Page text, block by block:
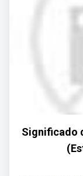
Significado